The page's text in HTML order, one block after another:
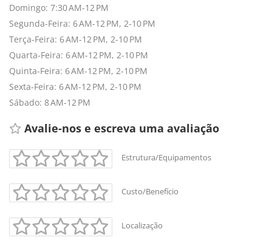
Domingo: 7:30 AM-12 PM
Segunda-Feira: 6 AM-12 PM, 2-10 PM
Terça-Feira: 6 AM-12 PM, 2-10 PM
Quarta-Feira: 6 AM-12 PM, 2-10 PM
Quinta-Feira: 6 AM-12 PM, 2-10 PM
Sexta-Feira: 6 AM-12 PM, 2-10 PM
Sábado: 8 AM-12 PM
Avalie-nos e escreva uma avaliação
Estrutura/Equipamentos
Custo/Benefício
Localização